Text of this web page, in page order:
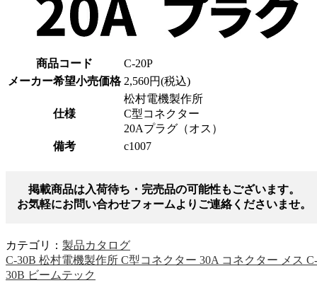
商品コード
C-20P
メーカー希望小売価格 2,560円(税込)
仕様
松村電機製作所
C型コネクター
20Aプラグ（オス）
備考
c1007
掲載商品は入荷待ち・完売品の可能性もございます。
お気軽にお問い合わせフォームよりご連絡くださいませ。
カテゴリ： 製品カタログ
C-30B 松村電機製作所 C型コネクター 30A コネクター メス C-
30B ビームテック